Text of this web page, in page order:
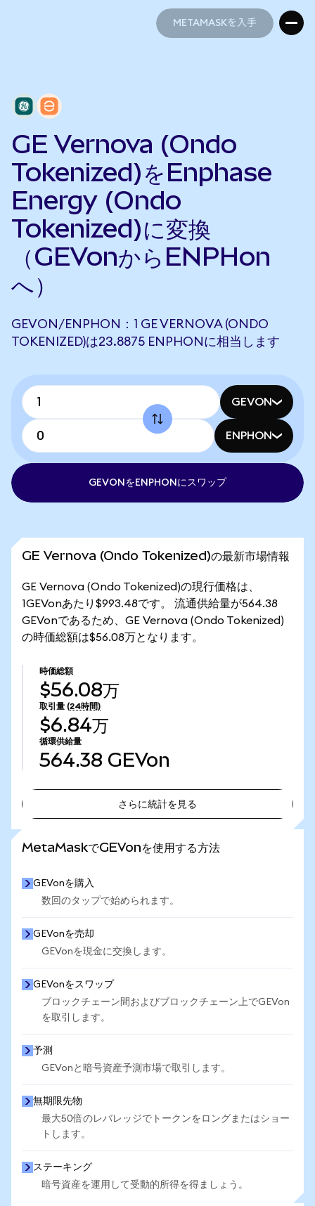
METAMASKを入手
GE Vernova (Ondo
Tokenized)をEnphase
Energy (Ondo
Tokenized)に変換
（GEVonからENPHon
へ）
GEVON/ENPHON：1 GE VERNOVA (ONDO
TOKENIZED)は23.8875 ENPHONに相当します
GEVON
ENPHON
GEVONをENPHONにスワップ
GE Vernova (Ondo Tokenized)の最新市場情報
GE Vernova (Ondo Tokenized)の現行価格は、
1GEVonあたり$993.48です。 流通供給量が564.38
GEVonであるため、GE Vernova (Ondo Tokenized)
の時価総額は$56.08万となります。
時価総額
$56.08万
取引量 (24時間)
$6.84万
循環供給量
564.38 GEVon
さらに統計を見る
MetaMaskでGEVonを使用する方法
GEVonを購入
数回のタップで始められます。
GEVonを売却
GEVonを現金に交換します。
GEVonをスワップ
ブロックチェーン間およびブロックチェーン上でGEVon
を取引します。
予測
GEVonと暗号資産予測市場で取引します。
無期限先物
最大50倍のレバレッジでトークンをロングまたはショー
トします。
ステーキング
暗号資産を運用して受動的所得を得ましょう。